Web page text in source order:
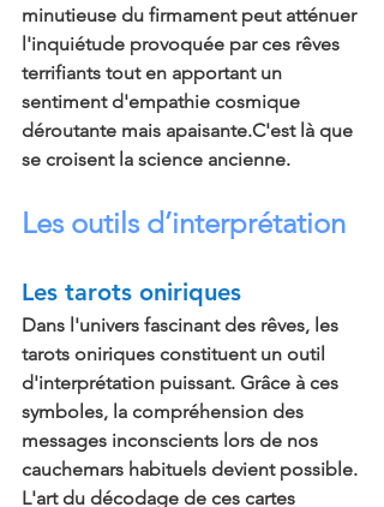
minutieuse du firmament peut atténuer
l'inquiétude provoquée par ces rêves
terrifiants tout en apportant un
sentiment d'empathie cosmique
déroutante mais apaisante.C'est là que
se croisent la science ancienne.
Les outils d’interprétation
Les tarots oniriques
Dans l'univers fascinant des rêves, les
tarots oniriques constituent un outil
d'interprétation puissant. Grâce à ces
symboles, la compréhension des
messages inconscients lors de nos
cauchemars habituels devient possible.
L'art du décodage de ces cartes